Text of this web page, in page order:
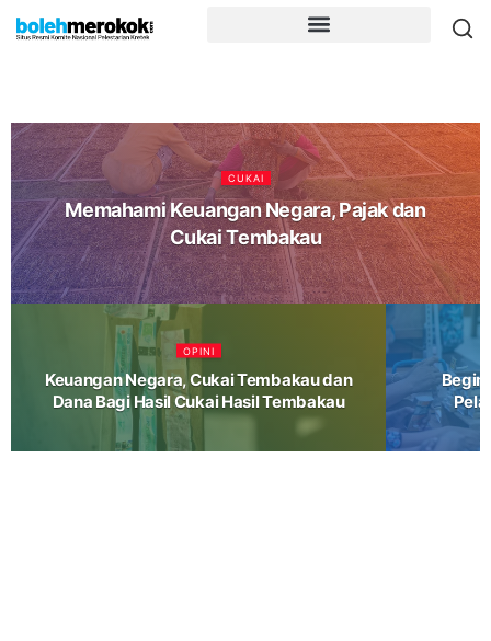
CUKAI
Memahami Keuangan Negara, Pajak dan
Cukai Tembakau
OPINI
Keuangan Negara, Cukai Tembakau dan
Dana Bagi Hasil Cukai Hasil Tembakau